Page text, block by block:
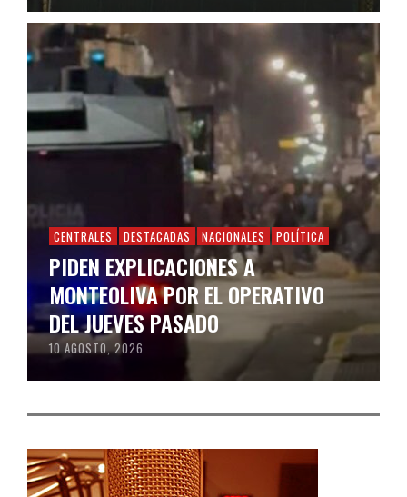
CENTRALES DESTACADAS NACIONALES POLÍTICA
PIDEN EXPLICACIONES A
MONTEOLIVA POR EL OPERATIVO
DEL JUEVES PASADO
10 AGOSTO, 2026